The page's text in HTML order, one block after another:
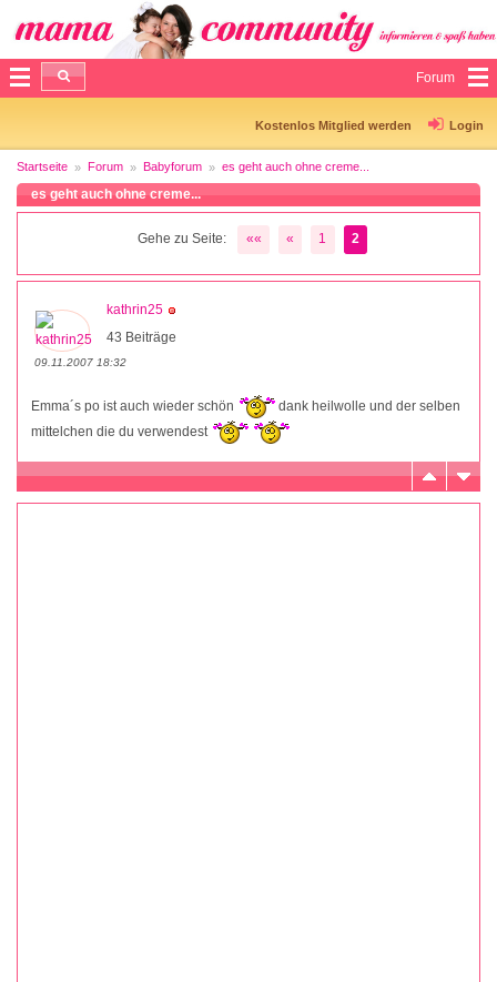
Forum
Kostenlos Mitglied werden Login
Startseite Forum Babyforum es geht auch ohne creme...
es geht auch ohne creme...
Gehe zu Seite: «« « 1 2
kathrin25
43 Beiträge
09.11.2007 18:32
Emma´s po ist auch wieder schön
dank heilwolle und der selben
mittelchen die du verwendest